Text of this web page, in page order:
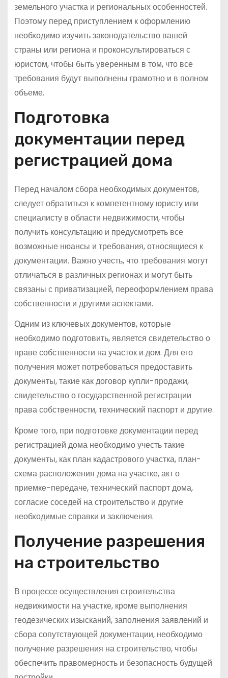
земельного участка и региональных особенностей.
Поэтому перед приступлением к оформлению
необходимо изучить законодательство вашей
страны или региона и проконсультироваться с
юристом, чтобы быть уверенным в том, что все
требования будут выполнены грамотно и в полном
объеме.
Подготовка
документации перед
регистрацией дома
Перед началом сбора необходимых документов,
следует обратиться к компетентному юристу или
специалисту в области недвижимости, чтобы
получить консультацию и предусмотреть все
возможные нюансы и требования, относящиеся к
документации. Важно учесть, что требования могут
отличаться в различных регионах и могут быть
связаны с приватизацией, переоформлением права
собственности и другими аспектами.
Одним из ключевых документов, которые
необходимо подготовить, является свидетельство о
праве собственности на участок и дом. Для его
получения может потребоваться предоставить
документы, такие как договор купли-продажи,
свидетельство о государственной регистрации
права собственности, технический паспорт и другие.
Кроме того, при подготовке документации перед
регистрацией дома необходимо учесть такие
документы, как план кадастрового участка, план-
схема расположения дома на участке, акт о
приемке-передаче, технический паспорт дома,
согласие соседей на строительство и другие
необходимые справки и заключения.
Получение разрешения
на строительство
В процессе осуществления строительства
недвижимости на участке, кроме выполнения
геодезических изысканий, заполнения заявлений и
сбора сопутствующей документации, необходимо
получение разрешения на строительство, чтобы
обеспечить правомерность и безопасность будущей